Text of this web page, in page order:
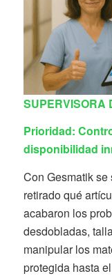
SUPERVISORA
Prioridad:
disponibilidad
Con Gesmatik
retirado qué
acabaron los
desdobladas,
manipular los
protegida hasta